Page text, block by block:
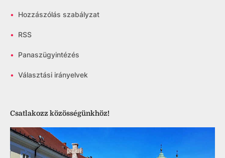
• Hozzászólás szabályzat
• RSS
• Panaszügyintézés
• Választási irányelvek
Csatlakozz közösségünkhöz!